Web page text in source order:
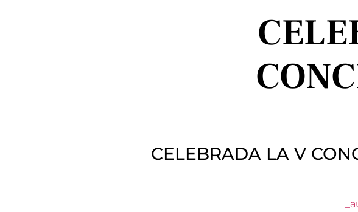
CELEBRADA LA V